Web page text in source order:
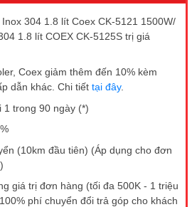
304 1.8 lít Coex CK-5121 1500W/
1.8 lít COEX CK-5125S trị giá
Coex giảm thêm đến 10% kèm
dẫn khác. Chi tiết tại đây.
1 trong 90 ngày (*)
(10km đầu tiên) (Áp dụng cho đơn
giá trị đơn hàng (tối đa 500K - 1 triệu
phí chuyển đổi trả góp cho khách